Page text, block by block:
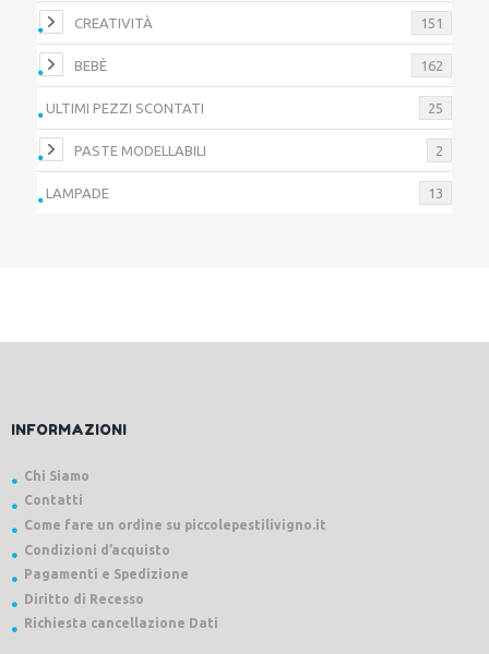
CREATIVITÀ 151
BEBÈ 162
ULTIMI PEZZI SCONTATI 25
PASTE MODELLABILI 2
LAMPADE 13
INFORMAZIONI
Chi Siamo
Contatti
Come fare un ordine su piccolepestilivigno.it
Condizioni d’acquisto
Pagamenti e Spedizione
Diritto di Recesso
Richiesta cancellazione Dati